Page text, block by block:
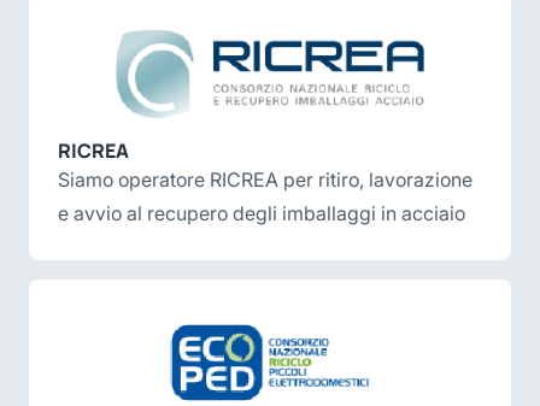
RICREA
Siamo operatore RICREA per ritiro, lavorazione
e avvio al recupero degli imballaggi in acciaio